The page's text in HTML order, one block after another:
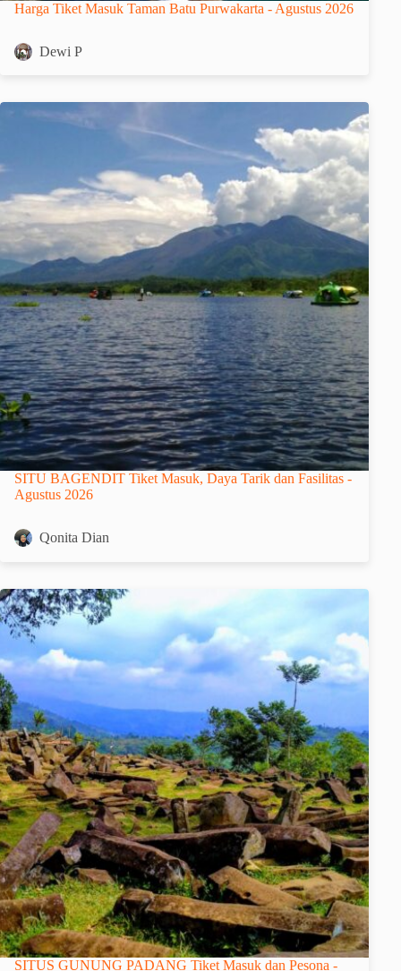
Harga Tiket Masuk Taman Batu Purwakarta - Agustus 2026
Dewi P
SITU BAGENDIT Tiket Masuk, Daya Tarik dan Fasilitas -
Agustus 2026
Qonita Dian
SITUS GUNUNG PADANG Tiket Masuk dan Pesona -